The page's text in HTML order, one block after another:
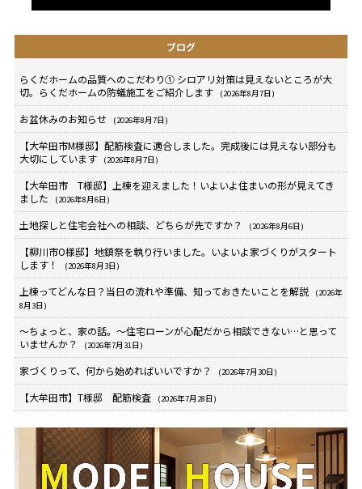
ブログ
らくだホームの品質へのこだわり① シロアリ対策は見えないところが大
切。らくだホームの防蟻施工をご紹介します
(2026年8月7日)
お盆休みのお知らせ (2026年8月7日)
【大牟田市M様邸】配筋検査に適合しました。完成後には見えない部分も
大切にしています
(2026年8月7日)
【大牟田市 T様邸】上棟を迎えました！いよいよ住まいの形が見えてき
ました
(2026年8月6日)
土地探しと住宅会社への相談、どちらが先ですか？ (2026年8月6日)
【柳川市O様邸】地鎮祭を執り行いました。いよいよ家づくりがスタート
します！
(2026年8月3日)
上棟ってどんな日？当日の流れや準備、知っておきたいことを解説
(2026年
8月3日)
～ちょっと、家の話。～住宅ローンが心配だから相談できない…と思って
いませんか？
(2026年7月31日)
家づくりって、何から始めればいいですか？ (2026年7月30日)
【大牟田市】T様邸 配筋検査 (2026年7月28日)